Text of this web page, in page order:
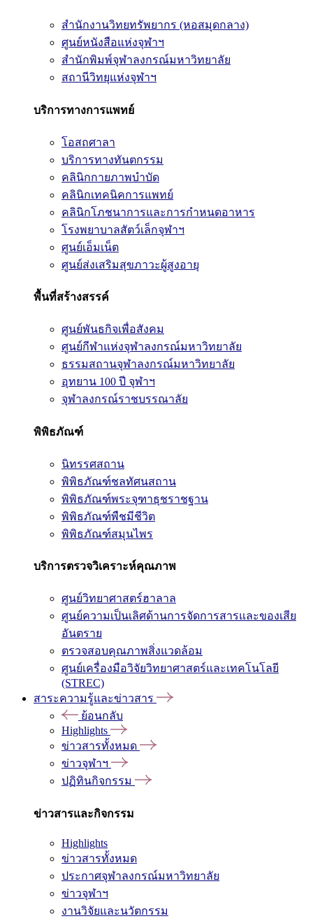
สำนักงานวิทยทรัพยากร (หอสมุดกลาง)
ศูนย์หนังสือแห่งจุฬาฯ
สำนักพิมพ์จุฬาลงกรณ์มหาวิทยาลัย
สถานีวิทยุแห่งจุฬาฯ
บริการทางการแพทย์
โอสถศาลา
บริการทางทันตกรรม
คลินิกกายภาพบำบัด
คลินิกเทคนิคการแพทย์
คลินิกโภชนาการและการกำหนดอาหาร
โรงพยาบาลสัตว์เล็กจุฬาฯ
ศูนย์เอ็มเน็ต
ศูนย์ส่งเสริมสุขภาวะผู้สูงอายุ
พื้นที่สร้างสรรค์
ศูนย์พันธกิจเพื่อสังคม
ศูนย์กีฬาแห่งจุฬาลงกรณ์มหาวิทยาลัย
ธรรมสถานจุฬาลงกรณ์มหาวิทยาลัย
อุทยาน 100 ปี จุฬาฯ
จุฬาลงกรณ์ราชบรรณาลัย
พิพิธภัณฑ์
นิทรรศสถาน
พิพิธภัณฑ์ชลทัศนสถาน
พิพิธภัณฑ์พระจุฑาธุชราชฐาน
พิพิธภัณฑ์พืชมีชีวิต
พิพิธภัณฑ์สมุนไพร
บริการตรวจวิเคราะห์คุณภาพ
ศูนย์วิทยาศาสตร์ฮาลาล
ศูนย์ความเป็นเลิศด้านการจัดการสารและของเสีย
อันตราย
ตรวจสอบคุณภาพสิ่งแวดล้อม
ศูนย์เครื่องมือวิจัยวิทยาศาสตร์และเทคโนโลยี
(STREC)
สาระความรู้และข่าวสาร
ย้อนกลับ
Highlights
ข่าวสารทั้งหมด
ข่าวจุฬาฯ
ปฏิทินกิจกรรม
ข่าวสารและกิจกรรม
Highlights
ข่าวสารทั้งหมด
ประกาศจุฬาลงกรณ์มหาวิทยาลัย
ข่าวจุฬาฯ
งานวิจัยและนวัตกรรม